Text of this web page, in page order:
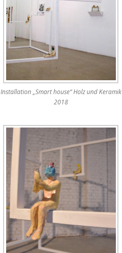
Installation „Smart house“ Holz und Keramik
2018